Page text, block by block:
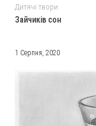
Дитячі твори
Зайчиків сон
1 Серпня, 2020